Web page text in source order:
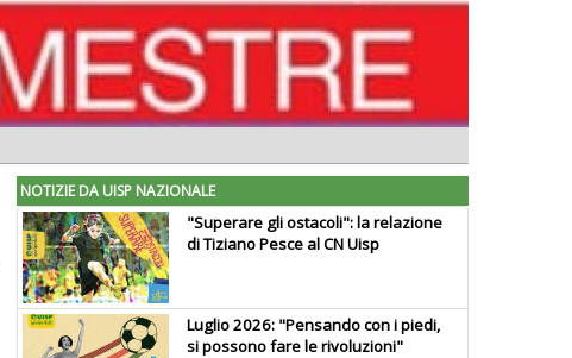
NOTIZIE DA UISP NAZIONALE
"Superare gli ostacoli": la relazione
di Tiziano Pesce al CN Uisp
Luglio 2026: "Pensando con i piedi,
si possono fare le rivoluzioni"